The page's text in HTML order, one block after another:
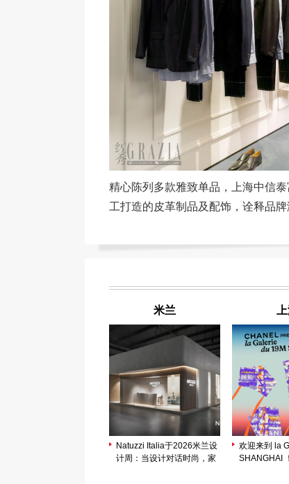
精心陈列多款雅致单品，上海中信
工打造的皮革制品及配饰，诠释品
米兰
Natuzzi Italia于2026米兰设
计周：当设计对话时尚，家
欢迎来到 la
SHANGHAI ！